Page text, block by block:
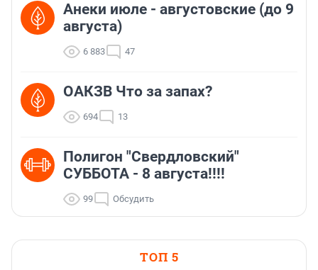
Анеки июле - августовские (до 9
августа)
6 883 47
ОАКЗВ Что за запах?
694 13
Полигон "Свердловский"
СУББОТА - 8 августа!!!!
99 Обсудить
ТОП 5